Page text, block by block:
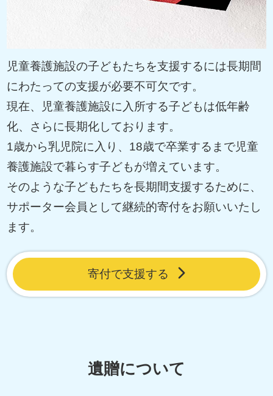
児童養護施設の子どもたちを支援するには長期間
にわたっての支援が必要不可欠です。
現在、児童養護施設に入所する子どもは低年齢
化、さらに長期化しております。
1歳から乳児院に入り、18歳で卒業するまで児童
養護施設で暮らす子どもが増えています。
そのような子どもたちを長期間支援するために、
サポーター会員として継続的寄付をお願いいたし
ます。
寄付で支援する
遺贈について